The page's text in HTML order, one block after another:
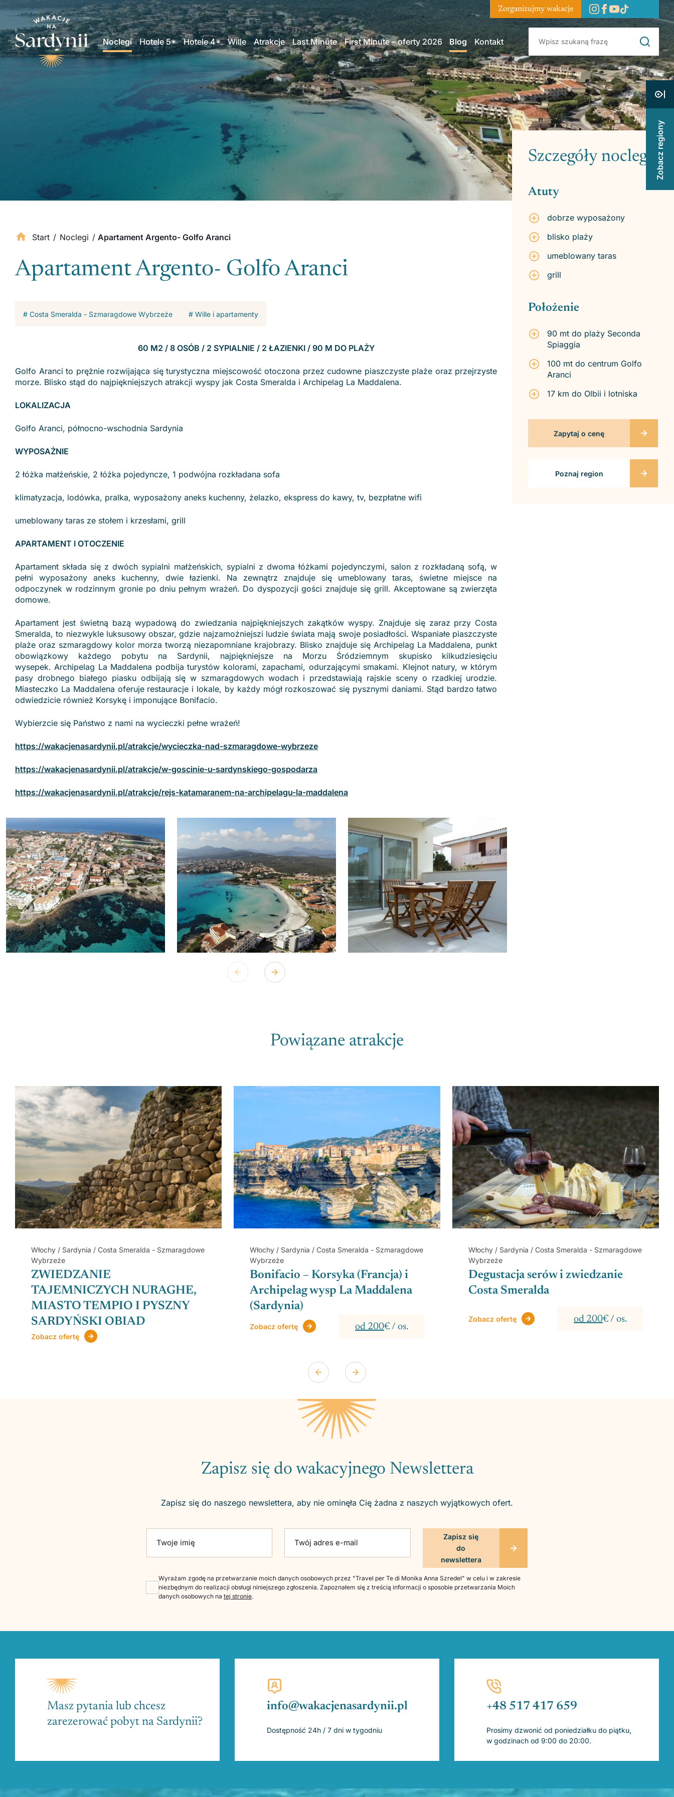
Noclegi Hotele 5* Hotele 4* Wille Atrakcje Last Minute First Minute – oferty 2026 Blog Kontakt
Zorganizujmy wakacje
Szczegóły noclegu
Atuty
dobrze wyposażony
blisko plaży
umeblowany taras
grill
Położenie
90 mt do plaży Seconda
Spiaggia
100 mt do centrum Golfo
Aranci
17 km do Olbii i lotniska
Zapytaj o cenę
Poznaj region
Start / Noclegi / Apartament Argento- Golfo Aranci
Apartament Argento- Golfo Aranci
# Costa Smeralda - Szmaragdowe Wybrzeże # Wille i apartamenty
60 M2 / 8 OSÓB / 2 SYPIALNIE / 2 ŁAZIENKI / 90 M DO PLAŻY
Golfo Aranci to prężnie rozwijająca się turystyczna miejscowość otoczona przez cudowne piaszczyste plaże oraz przejrzyste
morze. Blisko stąd do najpiękniejszych atrakcji wyspy jak Costa Smeralda i Archipelag La Maddalena.
LOKALIZACJA
Golfo Aranci, północno-wschodnia Sardynia
WYPOSAŻNIE
2 łóżka małżeńskie, 2 łóżka pojedyncze, 1 podwójna rozkładana sofa
klimatyzacja, lodówka, pralka, wyposażony aneks kuchenny, żelazko, ekspress do kawy, tv, bezpłatne wifi
umeblowany taras ze stołem i krzesłami, grill
APARTAMENT I OTOCZENIE
Apartament składa się z dwóch sypialni małżeńskich, sypialni z dwoma łóżkami pojedynczymi, salon z rozkładaną sofą, w
pełni wyposażony aneks kuchenny, dwie łazienki. Na zewnątrz znajduje się umeblowany taras, świetne miejsce na
odpoczynek w rodzinnym gronie po dniu pełnym wrażeń. Do dyspozycji gości znajduje się grill. Akceptowane są zwierzęta
domowe.
Apartament jest świetną bazą wypadową do zwiedzania najpiękniejszych zakątków wyspy. Znajduje się zaraz przy Costa
Smeralda, to niezwykle luksusowy obszar, gdzie najzamożniejszi ludzie świata mają swoje posiadłości. Wspaniałe piaszczyste
plaże oraz szmaragdowy kolor morza tworzą niezapomniane krajobrazy. Blisko znajduje się Archipelag La Maddalena, punkt
obowiązkowy każdego pobytu na Sardynii, najpiękniejsze na Morzu Śródziemnym skupisko kilkudziesięciu
wysepek. Archipelag La Maddalena podbija turystów kolorami, zapachami, odurzającymi smakami. Klejnot natury, w którym
pasy drobnego białego piasku odbijają się w szmaragdowych wodach i przedstawiają rajskie sceny o rzadkiej urodzie.
Miasteczko La Maddalena oferuje restauracje i lokale, by każdy mógł rozkoszować się pysznymi daniami. Stąd bardzo łatwo
odwiedzicie również Korsykę i imponujące Bonifacio.
Wybierzcie się Państwo z nami na wycieczki pełne wrażeń!
https://wakacjenasardynii.pl/atrakcje/wycieczka-nad-szmaragdowe-wybrzeze
https://wakacjenasardynii.pl/atrakcje/w-goscinie-u-sardynskiego-gospodarza
https://wakacjenasardynii.pl/atrakcje/rejs-katamaranem-na-archipelagu-la-maddalena
Powiązane atrakcje
Włochy / Sardynia / Costa Smeralda - Szmaragdowe
Wybrzeże
ZWIEDZANIE
TAJEMNICZYCH NURAGHE,
MIASTO TEMPIO I PYSZNY
SARDYŃSKI OBIAD
Zobacz ofertę
Włochy / Sardynia / Costa Smeralda - Szmaragdowe
Wybrzeże
Bonifacio – Korsyka (Francja) i
Archipelag wysp La Maddalena
(Sardynia)
Zobacz ofertę od 200€ / os.
Włochy / Sardynia / Costa Smeralda - Szmaragdowe
Wybrzeże
Degustacja serów i zwiedzanie
Costa Smeralda
Zobacz ofertę od 200€ / os.
Zapisz się do wakacyjnego Newslettera
Zapisz się do naszego newslettera, aby nie ominęła Cię żadna z naszych wyjątkowych ofert.
Twoje imię Twój adres e-mail
Wyrażam zgodę na przetwarzanie moich danych osobowych przez "Travel per Te di Monika Anna Szredel" w celu i w zakresie
niezbędnym do realizacji obsługi niniejszego zgłoszenia. Zapoznałem się z treścią informacji o sposobie przetwarzania Moich
danych osobowych na tej stronie.
Masz pytania lub chcesz
zarezerować pobyt na Sardynii?
info@wakacjenasardynii.pl
Dostępność 24h / 7 dni w tygodniu
+48 517 417 659
Prosimy dzwonić od poniedziałku do piątku,
w godzinach od 9:00 do 20:00.
Zobacz regiony